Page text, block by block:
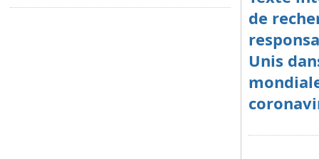
de
Unis